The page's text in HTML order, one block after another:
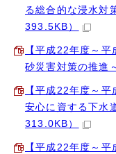
る総合的な浸水対
393.5KB）
【平成22年度～
砂災害対策の推進
【平成22年度～
安心に資する下水
313.0KB）
【平成22年度～